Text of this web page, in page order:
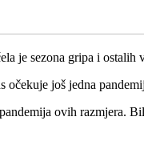
je sezona gripa i
još jedna
ovih razmjera.